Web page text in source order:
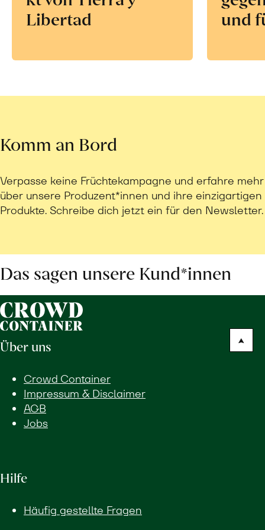
Libertad
und
Komm an Bord
Verpasse keine Früchtekampagne und erfahre mehr
über unsere Produzent*innen und ihre einzigartigen
Produkte. Schreibe dich jetzt ein für den Newsletter.
Das sagen unsere Kund*innen
Über uns
Crowd Container
Impressum & Disclaimer
AGB
Jobs
Hilfe
Häufig gestellte Fragen